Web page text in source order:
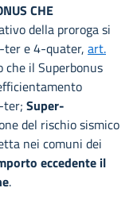
CHE
della proroga si
ter e 4-quater, art.
che il Superbonus
ter; Super-
del rischio sismico
nei comuni dei
eccedente il
.